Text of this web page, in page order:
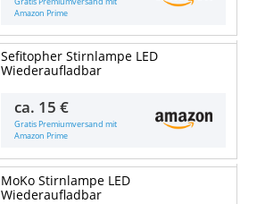
Amazon Prime
Sefitopher Stirnlampe LED
Wiederaufladbar
ca. 15 €
Gratis Premiumversand mit
Amazon Prime
MoKo Stirnlampe LED
Wiederaufladbar